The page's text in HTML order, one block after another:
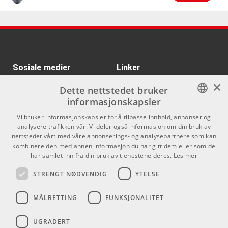
klassikere og en standard innen musikkbransjen.
K&M 23550
Microphone Bar
K&M 85035
Microphone clip
ARTIKKELNUMMER 1066362
LineAudio CM4
ARTIKKELNUMMER 1061925
Kr 1395/stk
K&M 210/8B
Microphone Stand
ARTIKKELNUMMER 1000893
Sosiale medier Linker
Om Oss
Kontakt oss
Kjøpsvilkår
Butikken
Varemerker
NORWEGIAN
×
Dette nettstedet bruker
informasjonskapsler
Vi bruker informasjonskapsler for å tilpasse innhold, annonser og
analysere trafikken vår. Vi deler også informasjon om din bruk av
nettstedet vårt med våre annonserings- og analysepartnere som kan
kombinere den med annen informasjon du har gitt dem eller som de
har samlet inn fra din bruk av tjenestene deres. Les mer
STRENGT NØDVENDIG YTELSE
MÅLRETTING FUNKSJONALITET
UGRADERT